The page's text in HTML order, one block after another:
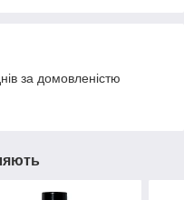
за домовленістю